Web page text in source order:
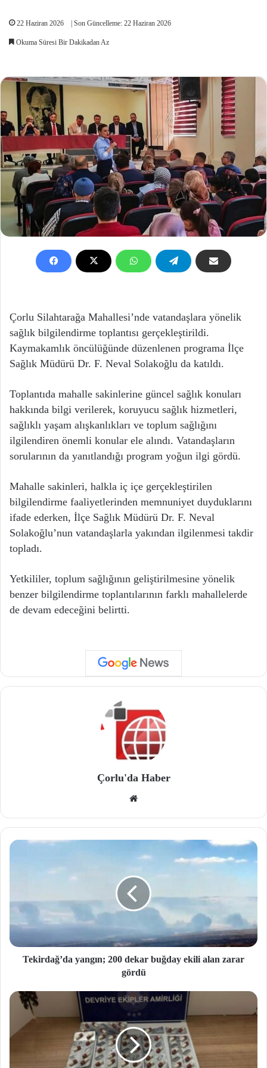
22 Haziran 2026 | Son Güncelleme: 22 Haziran 2026
Okuma Süresi Bir Dakikadan Az
Çorlu Silahtarağa Mahallesi’nde vatandaşlara yönelik
sağlık bilgilendirme toplantısı gerçekleştirildi.
Kaymakamlık öncülüğünde düzenlenen programa İlçe
Sağlık Müdürü Dr. F. Neval Solakoğlu da katıldı.
Toplantıda mahalle sakinlerine güncel sağlık konuları
hakkında bilgi verilerek, koruyucu sağlık hizmetleri,
sağlıklı yaşam alışkanlıkları ve toplum sağlığını
ilgilendiren önemli konular ele alındı. Vatandaşların
sorularının da yanıtlandığı program yoğun ilgi gördü.
Mahalle sakinleri, halkla iç içe gerçekleştirilen
bilgilendirme faaliyetlerinden memnuniyet duyduklarını
ifade ederken, İlçe Sağlık Müdürü Dr. F. Neval
Solakoğlu’nun vatandaşlarla yakından ilgilenmesi takdir
topladı.
Yetkililer, toplum sağlığının geliştirilmesine yönelik
benzer bilgilendirme toplantılarının farklı mahallelerde
de devam edeceğini belirtti.
Çorlu'da Haber
site
si
Tekirdağ’da yangın; 200 dekar buğday ekili alan zarar
gördü